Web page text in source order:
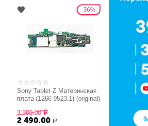
36%
Sony Tablet Z Материнская
плата (1266-9523.1) (original)
3 900.00 Р
2 490.00 Р